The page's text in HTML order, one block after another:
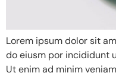
Lorem ipsum dolor sit
do eiusm por incididunt
Ut enim ad minim